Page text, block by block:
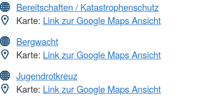
Bereitschaften / Katastrophenschutz
Karte: Link zur Google Maps Ansicht
Bergwacht
Karte: Link zur Google Maps Ansicht
Jugendrotkreuz
Karte: Link zur Google Maps Ansicht